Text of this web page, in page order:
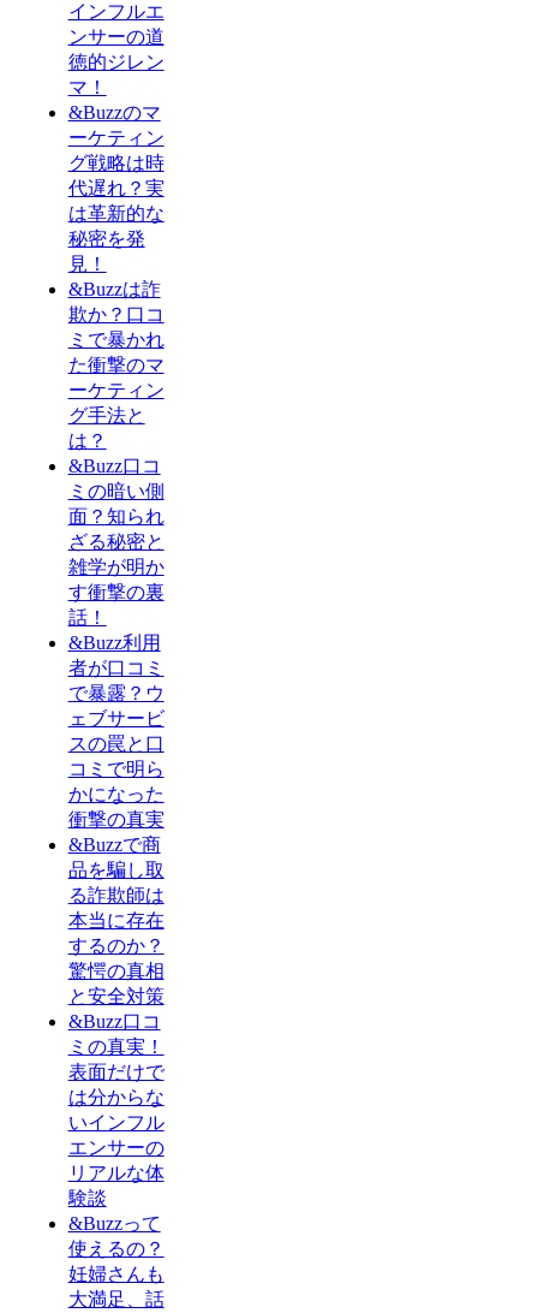
インフルエ
ンサーの道
徳的ジレン
マ！
&Buzzのマ
ーケティン
グ戦略は時
代遅れ？実
は革新的な
秘密を発
見！
&Buzzは詐
欺か？口コ
ミで暴かれ
た衝撃のマ
ーケティン
グ手法と
は？
&Buzz口コ
ミの暗い側
面？知られ
ざる秘密と
雑学が明か
す衝撃の裏
話！
&Buzz利用
者が口コミ
で暴露？ウ
ェブサービ
スの罠と口
コミで明ら
かになった
衝撃の真実
&Buzzで商
品を騙し取
る詐欺師は
本当に存在
するのか？
驚愕の真相
と安全対策
&Buzz口コ
ミの真実！
表面だけで
は分からな
いインフル
エンサーの
リアルな体
験談
&Buzzって
使えるの？
妊婦さんも
大満足、話